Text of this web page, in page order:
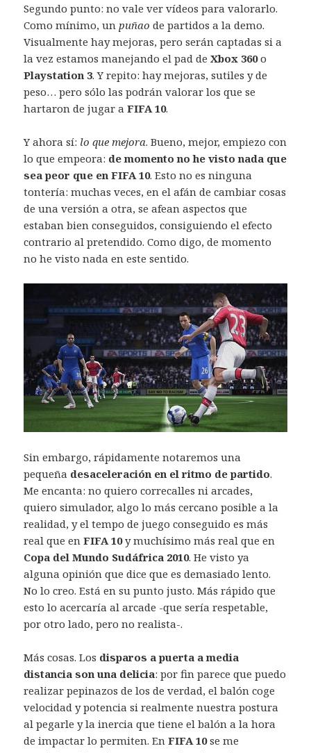
Segundo punto: no vale ver vídeos para valorarlo.
Como mínimo, unpuñao de partidos a la demo.
Visualmente hay mejoras, pero serán captadas si a
la vez estamos manejando el pad de Xbox 360o
Playstation 3. Y repito: hay mejoras, sutiles y de
peso… pero sólo las podrán valorar los que se
hartaron de jugar aFIFA 10.
Y ahora sí: lo que mejora. Bueno, mejor, empiezo con
lo que empeora: de momento no he visto nada que
sea peor que en FIFA 10. Esto no es ninguna
tontería: muchas veces, en el afán de cambiar cosas
de una versión a otra, se afean aspectos que
estaban bien conseguidos, consiguiendo el efecto
contrario al pretendido. Como digo, de momento
no he visto nada en este sentido.
Sin embargo, rápidamente notaremos una
pequeña desaceleración en el ritmo de partido.
Me encanta: no quiero correcalles ni arcades,
quiero simulador, algo lo más cercano posible a la
realidad, y el tempo de juego conseguido es más
real que enFIFA 10y muchísimo más real que en
Copa del Mundo Sudáfrica 2010. He visto ya
alguna opinión que dice que es demasiado lento.
No lo creo. Está en su punto justo. Más rápido que
esto lo acercaría al arcade -que sería respetable,
por otro lado, pero no realista-.
Más cosas. Los disparos a puerta a media
distancia son una delicia: por fin parece que puedo
realizar pepinazos de los de verdad, el balón coge
velocidad y potencia si realmente nuestra postura
al pegarle y la inercia que tiene el balón a la hora
de impactar lo permiten. EnFIFA 10se me